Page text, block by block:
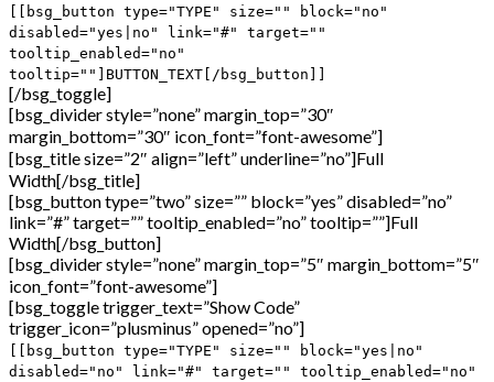
[[bsg_button type="TYPE" size="" block="no"
disabled="yes|no" link="#" target=""
tooltip_enabled="no"
tooltip=""]BUTTON_TEXT[/bsg_button]]
[/bsg_toggle]
[bsg_divider style=”none” margin_top=”30″
margin_bottom=”30″ icon_font=”font-awesome”]
[bsg_title size=”2″ align=”left” underline=”no”]Full
Width[/bsg_title]
[bsg_button type=”two” size=”” block=”yes” disabled=”no”
link=”#” target=”” tooltip_enabled=”no” tooltip=””]Full
Width[/bsg_button]
[bsg_divider style=”none” margin_top=”5″ margin_bottom=”5″
icon_font=”font-awesome”]
[bsg_toggle trigger_text=”Show Code”
trigger_icon=”plusminus” opened=”no”]
[[bsg_button type="TYPE" size="" block="yes|no"
disabled="no" link="#" target="" tooltip_enabled="no"